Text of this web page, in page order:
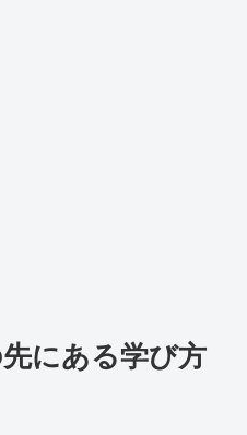
にある学び方